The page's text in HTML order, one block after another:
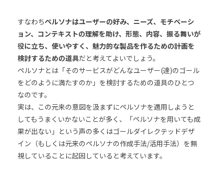
すなわちペルソナはユーザーの好み、ニーズ、モチベーシ
ョン、コンテキストの理解を助け、形態、内容、振る舞いが
役に立ち、使いやすく、魅力的な製品を作るための計画を
検討するための道具だと考えてよいでしょう。
ペルソナとは「そのサービスがどんなユーザー(達)のゴール
をどのように満たすのか」を検討するための道具のひとつ
なのです。
実は、この元来の意図を汲まずにペルソナを適用しようと
してもうまくいかないことが多く、「ペルソナを用いても成
果が出ない」という声の多くはゴールダイレクテッドデザ
イン（もしくは元来のペルソナの作成手法/活用手法）を無
視していることに起因していると考えています。